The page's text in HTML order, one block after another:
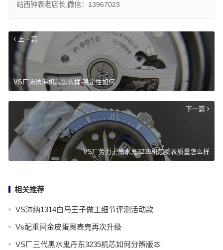
站西钟表老店长,微信：13967023
上一篇
VS厂沛纳海机芯怎么样-稳定性如何
下一篇
VS厂劳力士黑水鬼3235机芯腕表质量怎么样
相关推荐
VS沛纳1314白马王子做工细节评测活动款
Vs配重间金皮蛋圈表壳再次升级
VS厂三代黑水鬼丹东3235机芯如何分辨版本